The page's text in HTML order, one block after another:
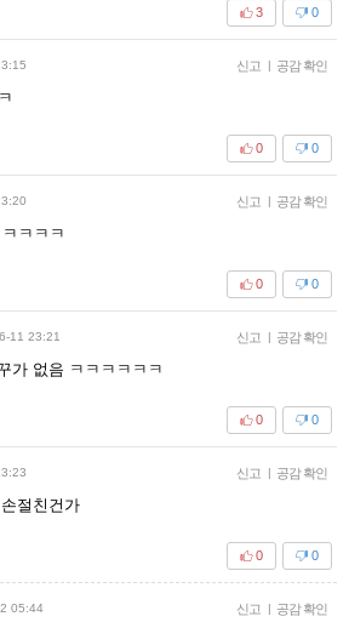
0
3
신고 | 공감 확인
0
0
신고 | 공감 확인
ㅋㅋㅋ
0
0
11 23:21 신고 | 공감 확인
가 없음 ㅋㅋㅋㅋㅋㅋ
0
0
신고 | 공감 확인
절친건가
0
0
05:44 신고 | 공감 확인